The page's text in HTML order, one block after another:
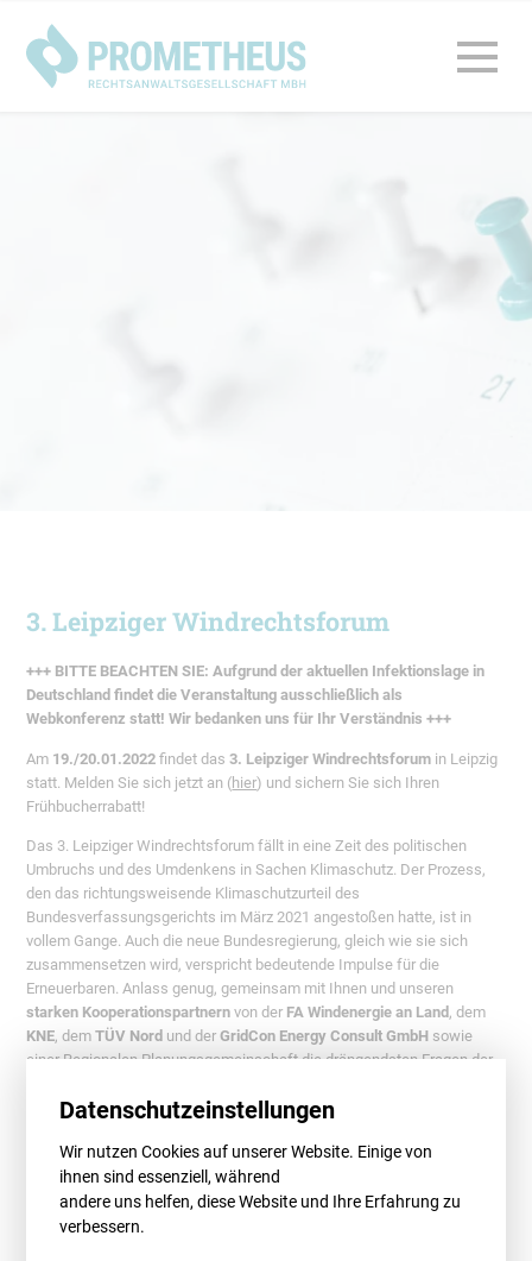
3. Leipziger Windrechtsforum
+++ BITTE BEACHTEN SIE: Aufgrund der aktuellen Infektionslage in
Deutschland findet die Veranstaltung ausschließlich als
Webkonferenz statt! Wir bedanken uns für Ihr Verständnis +++
Am 19./20.01.2022 findet das 3. Leipziger Windrechtsforum in Leipzig
statt. Melden Sie sich jetzt an (hier) und sichern Sie sich Ihren
Frühbucherrabatt!
Das 3. Leipziger Windrechtsforum fällt in eine Zeit des politischen
Umbruchs und des Umdenkens in Sachen Klimaschutz. Der Prozess,
den das richtungsweisende Klimaschutzurteil des
Bundesverfassungsgerichts im März 2021 angestoßen hatte, ist in
vollem Gange. Auch die neue Bundesregierung, gleich wie sie sich
zusammensetzen wird, verspricht bedeutende Impulse für die
Erneuerbaren. Anlass genug, gemeinsam mit Ihnen und unseren
starken Kooperationspartnern von der FA Windenergie an Land , dem
KNE, demTÜV Nord und derGridCon Energy Consult GmbH sowie
einer Regionalen Planungsgemeinschaft die drängendsten Fragen der
Verfahrenserleichterungen, aber auch Zukunftsthemen wie
Leider ist angesichts der aktuell sehr angespannten und weiterhin
exponentiell ansteigenden Infektionslage in Deutschland eine
Durchführung als Präsenzveranstaltung aus unserer Sicht nicht zu
Datenschutzeinstellungen
Wir nutzen Cookies auf unserer Website. Einige von
ihnen sind essenziell, während
andere uns helfen, diese Website und Ihre Erfahrung zu
verbessern.